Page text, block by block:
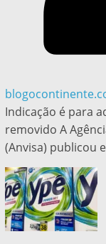
Indicação é para
removido A
(Anvisa) publicou